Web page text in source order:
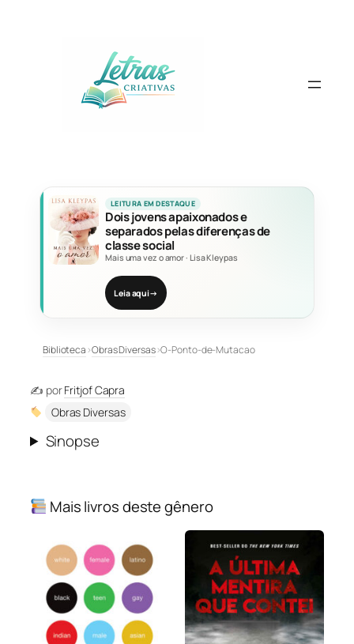
LEITURA EM DESTAQUE
Dois jovens apaixonados e
separados pelas diferenças de
classe social
Mais uma vez o amor· Lisa Kleypas
Leia aqui→
Biblioteca›Obras Diversas›O-Ponto-de-Mutacao
✍️ porFritjof Capra
Obras Diversas
Sinopse
Mais livros deste gênero